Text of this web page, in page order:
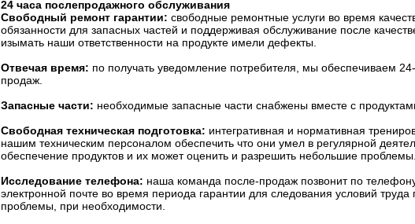
24 часа послепродажного обслуживания
Свободный ремонт гарантии: свободные ремонтные услуги во время
обязанности для запасных частей и поддерживая обслуживание после
изымать наши ответственности на продукте имели дефекты.
Отвечая время: по получать уведомление потребителя, мы обеспечиваем
продаж.
Запасные части: необходимые запасные части снабжены вместе с
Свободная техническая подготовка: интегративная и нормативная
нашим техническим персоналом обеспечить что они умел в регулярной
обеспечение продуктов и их может оценить и разрешить небольшие проблемы.
Исследование телефона: наша команда после-продаж позвонит по
электронной почте во время периода гарантии для следования условий
проблемы, при необходимости.